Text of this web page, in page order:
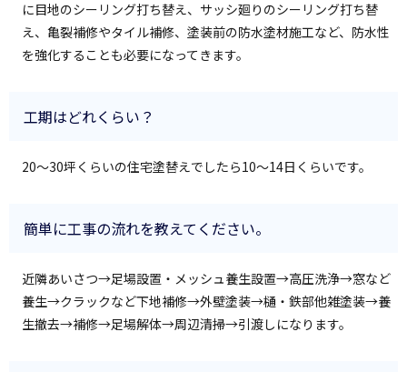
に目地のシーリング打ち替え、サッシ廻りのシーリング打ち替
え、亀裂補修やタイル補修、塗装前の防水塗材施工など、防水性
を強化することも必要になってきます。
工期はどれくらい？
20～30坪くらいの住宅塗替えでしたら10～14日くらいです。
簡単に工事の流れを教えてください。
近隣あいさつ→足場設置・メッシュ養生設置→高圧洗浄→窓など
養生→クラックなど下地補修→外壁塗装→樋・鉄部他雑塗装→養
生撤去→補修→足場解体→周辺清掃→引渡しになります。